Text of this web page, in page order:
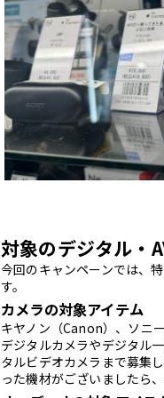
対象のデジタル・
今回のキャンペーンでは、
す。
カメラの対象アイテム
キヤノン（Canon）、ソニ
デジタルカメラやデジタル
タルビデオカメラまで募集
った機材がございましたら